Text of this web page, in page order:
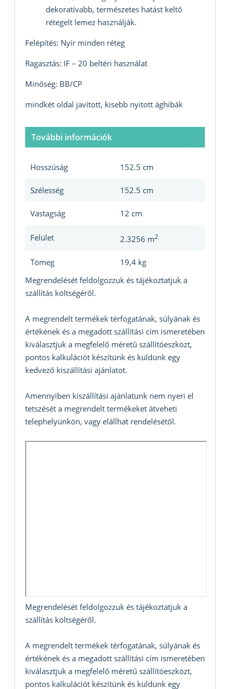
dekoratívabb, természetes hatást keltő
rétegelt lemez használják.
Felépítés: Nyír minden réteg
Ragasztás: IF – 20 beltéri használat
Minőség: BB/CP
mindkét oldal javított, kisebb nyitott ághibák
További információk
Hosszúság 152.5 cm
Szélesség 152.5 cm
Vastagság 12 cm
Felület 2.3256 m2
Tömeg
19,4 kg
Megrendelését feldolgozzuk és tájékoztatjuk a
szállítás költségéről.
A megrendelt termékek térfogatának, súlyának és
értékének és a megadott szállítási cím ismeretében
kiválasztjuk a megfelelő méretű szállítóeszközt,
pontos kalkulációt készítünk és küldünk egy
kedvező kiszállítási ajánlatot.
Amennyiben kiszállítási ajánlatunk nem nyeri el
tetszését a megrendelt termékeket átveheti
telephelyünkön, vagy elállhat rendelésétől.
Megrendelését feldolgozzuk és tájékoztatjuk a
szállítás költségéről.
A megrendelt termékek térfogatának, súlyának és
értékének és a megadott szállítási cím ismeretében
kiválasztjuk a megfelelő méretű szállítóeszközt,
pontos kalkulációt készítünk és küldünk egy